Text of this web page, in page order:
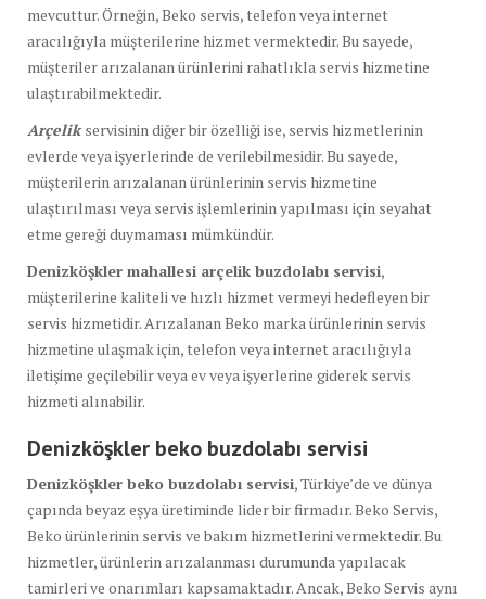
mevcuttur. Örneğin, Beko servis, telefon veya internet
aracılığıyla müşterilerine hizmet vermektedir. Bu sayede,
müşteriler arızalanan ürünlerini rahatlıkla servis hizmetine
ulaştırabilmektedir.
Arçelikservisinin diğer bir özelliği ise, servis hizmetlerinin
evlerde veya işyerlerinde de verilebilmesidir. Bu sayede,
müşterilerin arızalanan ürünlerinin servis hizmetine
ulaştırılması veya servis işlemlerinin yapılması için seyahat
etme gereği duymaması mümkündür.
Denizköşkler mahallesi arçelik buzdolabı servisi,
müşterilerine kaliteli ve hızlı hizmet vermeyi hedefleyen bir
servis hizmetidir. Arızalanan Beko marka ürünlerinin servis
hizmetine ulaşmak için, telefon veya internet aracılığıyla
iletişime geçilebilir veya ev veya işyerlerine giderek servis
hizmeti alınabilir.
Denizköşkler beko buzdolabı servisi
Denizköşkler beko buzdolabı servisi, Türkiye’de ve dünya
çapında beyaz eşya üretiminde lider bir firmadır. Beko Servis,
Beko ürünlerinin servis ve bakım hizmetlerini vermektedir. Bu
hizmetler, ürünlerin arızalanması durumunda yapılacak
tamirleri ve onarımları kapsamaktadır. Ancak, Beko Servis aynı